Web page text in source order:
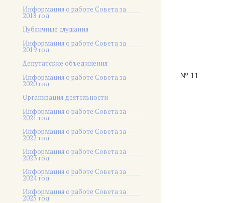
Информация о работе Совета за
2018 год
Публичные слушания
Информация о работе Совета за
2019 год
Депутатские объединения
Информация о работе Совета за
2020 год
Организация деятельности
Информация о работе Совета за
2021 год
Информация о работе Совета за
2022 год
Информация о работе Совета за
2023 год
Информация о работе Совета за
2024 год
Информация о работе Совета за
2025 год
№ 11